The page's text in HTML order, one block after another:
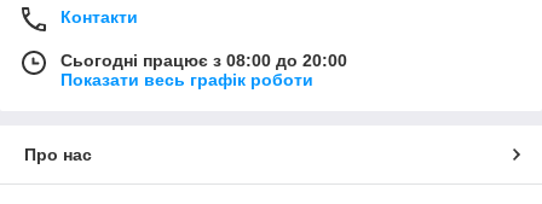
Контакти
Сьогодні працює з 08:00 до 20:00
Показати весь графік роботи
Про нас